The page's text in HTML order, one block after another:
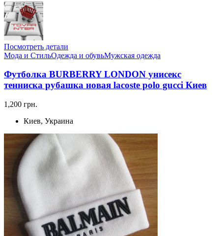
Посмотреть детали
Мода и СтильОдежда и обувьМужская одежда
Футболка BURBERRY LONDON унисекс
тенниска рубашка новая lacoste polo gucci Киев
1,200 грн.
Киев, Украина